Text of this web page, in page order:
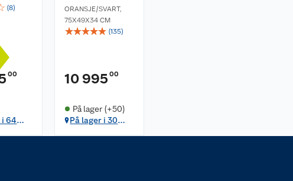
(8)
00
i 64
ORANSJE/SVART,
75X49X34 CM
☆☆☆☆☆ (135)
10 995 00
På lager (+50)
På lager i 30